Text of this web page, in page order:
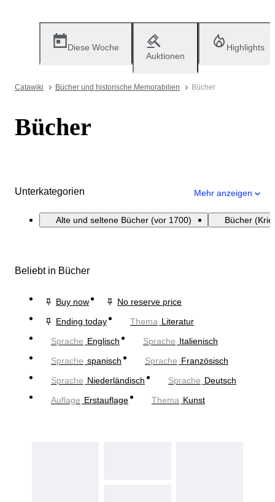
Diese Woche
Auktionen
Highlights
Catawiki Bücher und historische Memorabilien Bücher
Bücher
Unterkategorien Mehr anzeigen
Alte und seltene Bücher (vor 1700) Bücher
Beliebt in Bücher
Buy now
No reserve price
Ending today
Thema Literatur
Sprache Englisch Sprache Italienisch
Sprache spanisch Sprache Französisch
Sprache Niederländisch Sprache Deutsch
Auflage Erstauflage Thema Kunst